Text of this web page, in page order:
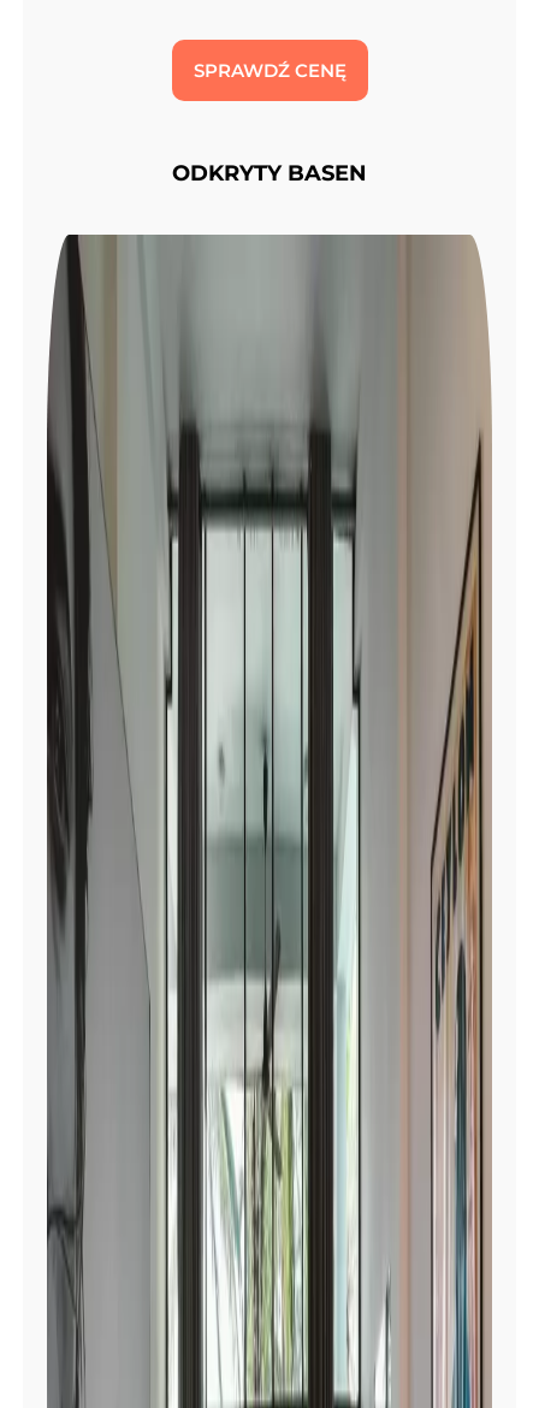
SPRAWDŹ CENĘ
ODKRYTY BASEN